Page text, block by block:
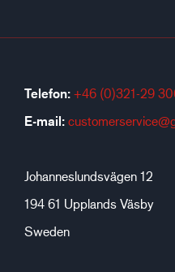
Telefon: +46 (0)321-29
E-mail:
Johanneslundsvägen 12
194 61 Upplands Väsby
Sweden